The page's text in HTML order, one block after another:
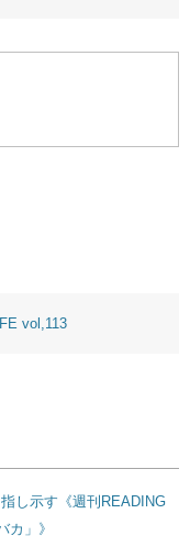
vol,113
し示す《週刊READING
カ」》